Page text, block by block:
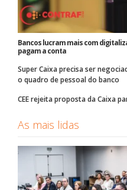
Bancos lucram mais com
pagam a conta
Super Caixa precisa ser
o quadro de pessoal do banco
CEE rejeita proposta da Caixa
As mais lidas